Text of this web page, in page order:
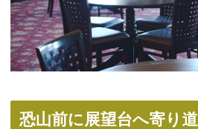
恐山前に展望台へ寄り道